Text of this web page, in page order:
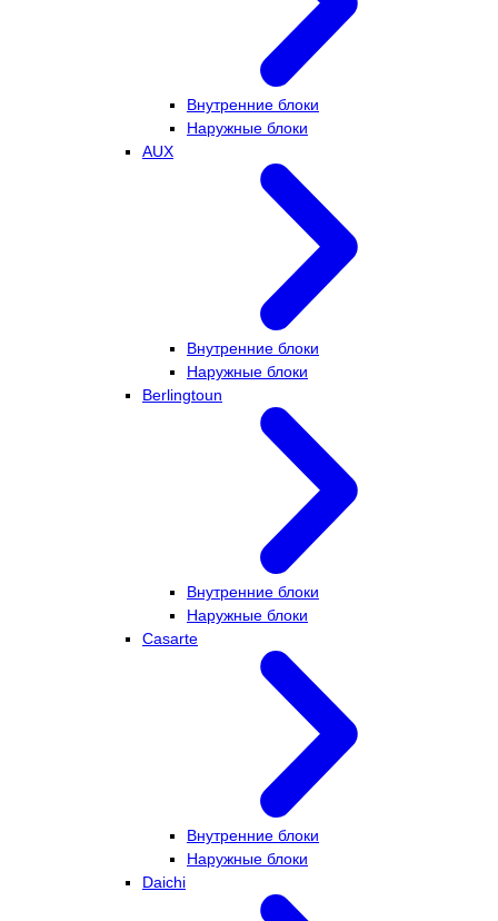
Внутренние блоки
Наружные блоки
AUX
Внутренние блоки
Наружные блоки
Berlingtoun
Внутренние блоки
Наружные блоки
Casarte
Внутренние блоки
Наружные блоки
Daichi